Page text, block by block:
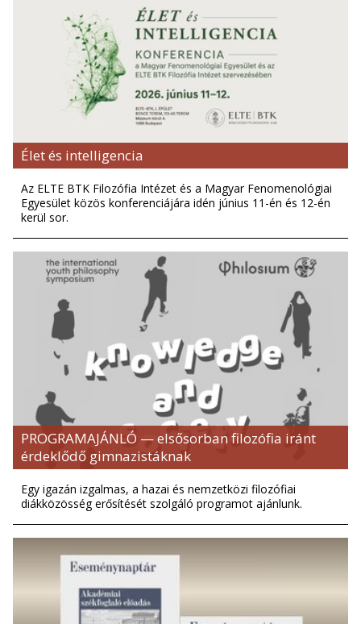
Élet és intelligencia
Az ELTE BTK Filozófia Intézet és a Magyar Fenomenológiai
Egyesület közös konferenciájára idén június 11-én és 12-én
kerül sor.
PROGRAMAJÁNLÓ — elsősorban filozófia iránt
érdeklődő gimnazistáknak
Egy igazán izgalmas, a hazai és nemzetközi filozófiai
diákközösség erősítését szolgáló programot ajánlunk.